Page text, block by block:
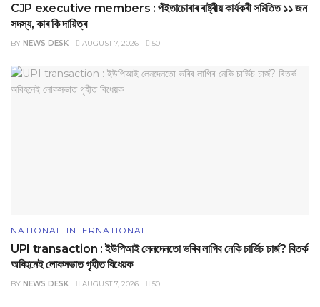
CJP executive members : পঁইতাচোৰাৰ ৰাষ্ট্ৰীয় কাৰ্যকৰী সমিতিত ১১ জন
সদস্য, কাৰ কি দায়িত্ব
BY NEWS DESK AUGUST 7, 2026 50
NATIONAL-INTERNATIONAL
UPI transaction : ইউপিআই লেনদেনতো ভৰিব লাগিব নেকি চাৰ্ভিচ চাৰ্জ? বিতৰ্ক
অবিহনেই লোকসভাত গৃহীত বিধেয়ক
BY NEWS DESK AUGUST 7, 2026 50